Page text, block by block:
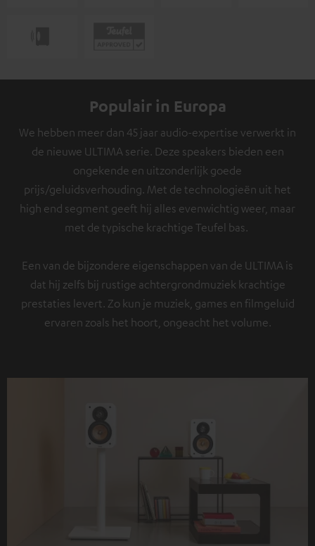
Populair in Europa
We hebben meer dan 45 jaar audio-expertise verwerkt in
de nieuwe ULTIMA serie. Deze speakers bieden een
ongekende en uitzonderlijk goede
prijs/geluidsverhouding. Met de technologieën uit het
high end segment geeft hij alles evenwichtig weer, maar
met de typische krachtige Teufel bas.
Een van de bijzondere eigenschappen van de ULTIMA is
dat hij zelfs bij rustige achtergrondmuziek krachtige
prestaties levert. Zo kun je muziek, games en filmgeluid
ervaren zoals het hoort, ongeacht het volume.